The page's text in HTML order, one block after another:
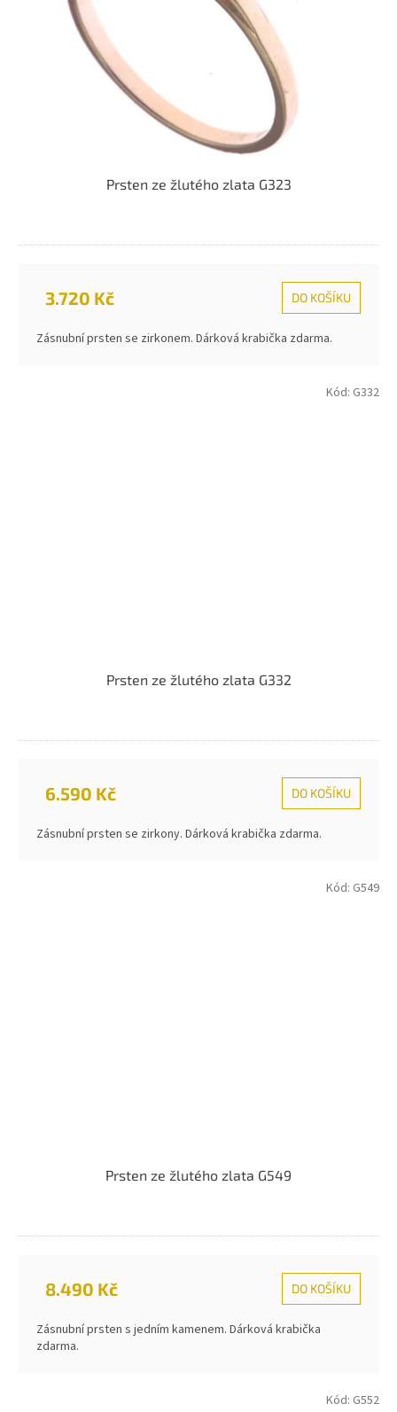
Prsten ze žlutého zlata G323
3.720 Kč DO KOŠÍKU
Zásnubní prsten se zirkonem. Dárková krabička zdarma.
Prsten ze žlutého zlata G332
6.590 Kč DO KOŠÍKU
Zásnubní prsten se zirkony. Dárková krabička zdarma.
Kód: G332
Prsten ze žlutého zlata G549
8.490 Kč DO KOŠÍKU
Zásnubní prsten s jedním kamenem. Dárková krabička
zdarma.
Kód: G549
Kód: G552